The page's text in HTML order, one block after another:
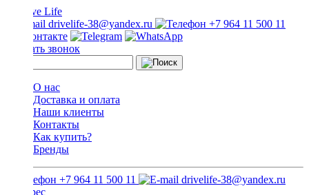
drivelife-38@yandex.ru +7 964 11 500 11
Заказать звонок
О нас
Доставка и оплата
Наши клиенты
Контакты
Как купить?
Бренды
+7 964 11 500 11 drivelife-38@yandex.ru